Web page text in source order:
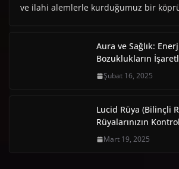
ve ilahi alemlerle kurduğumuz bir
Aura ve Sağlık:
Bozuklukların
Şubat 16, 2025
Lucid Rüya (Bilinçli
Rüyalarınızın
Mart 19, 2025